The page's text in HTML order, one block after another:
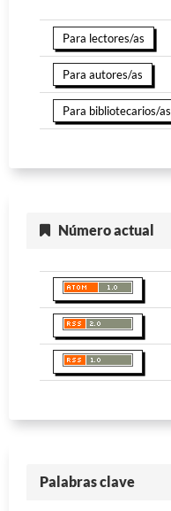
Para lectores/as
Para autores/as
Para bibliotecarios/as
Número actual
Palabras clave